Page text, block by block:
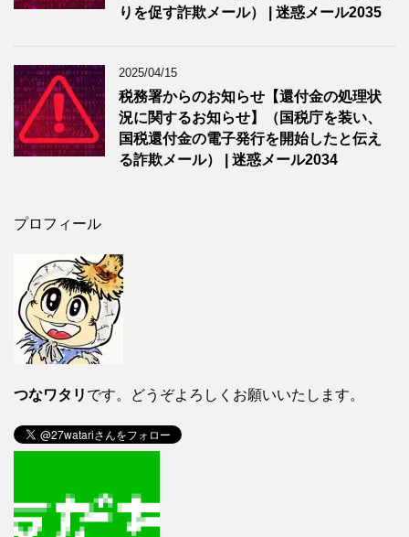
りを促す詐欺メール） | 迷惑メール2035
2025/04/15
税務署からのお知らせ【還付金の処理状
況に関するお知らせ】（国税庁を装い、
国税還付金の電子発行を開始したと伝え
る詐欺メール） | 迷惑メール2034
プロフィール
つなワタリ です。どうぞよろしくお願いいたします。